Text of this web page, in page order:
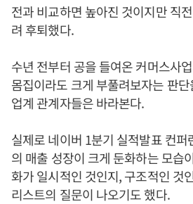
전과 비교하면 높아진 것이지만 직
려 후퇴했다.
수년 전부터 공을 들여온 커머스사
몸집이라도 크게 부풀려보자는 판
업계 관계자들은 바라본다.
실제로 네이버 1분기 실적발표 컨
의 매출 성장이 크게 둔화하는 모습
화가 일시적인 것인지, 구조적인 것
리스트의 질문이 나오기도 했다.